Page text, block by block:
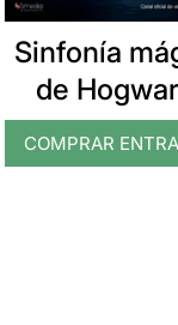
Sinfonía
de
COMPRAR